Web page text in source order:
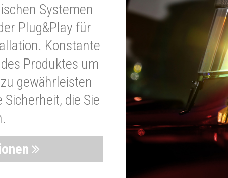
Systemen
Plug&Play für
Konstante
Produktes um
gewährleisten
die Sie